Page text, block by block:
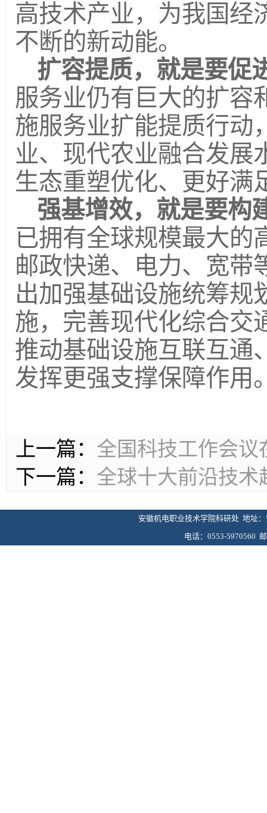
高技术产业，为我国经
不断的新动能。
扩容提质，就是要促
服务业仍有巨大的扩容
施服务业扩能提质行动
业、现代农业融合发展
生态重塑优化、更好满
强基增效，就是要构
已拥有全球规模最大的
邮政快递、电力、宽带
出加强基础设施统筹规
施，完善现代化综合交
推动基础设施互联互通
发挥更强支撑保障作用
上一篇： 全国科技工作会议
下一篇： 全球十大前沿技术
安徽机电职业技术学院科研处 地址
电话：0553-5970560